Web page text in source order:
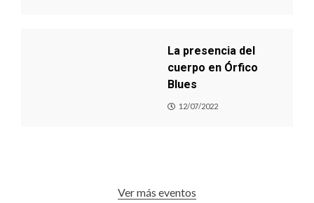
La presencia del
cuerpo en Órfico
Blues
12/07/2022
Ver más eventos